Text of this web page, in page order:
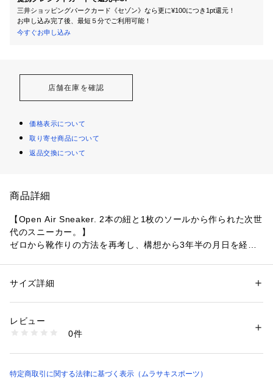
三井ショッピングパークカード《セゾン》なら更に¥100につき1pt還元！
お申し込み完了後、最短５分でご利用可能！
今すぐお申し込み
店舗在庫を確認
価格表示について
取り寄せ商品について
返品交換について
商品詳細
【Open Air Sneaker. 2本の紐と1枚のソールから作られた次世
代のスニーカー。】
ゼロから靴作りの方法を再考し、構想から3年半の月日を経て
●リサイクルプラスチック使用のバンジーコードとレース留め
トグルが瞬時に足を固定し、しっかりとフィット
●弾力性のある発泡素材使用のインソールはアーチサポートが
性別：メンズ
素材：・アッパー：リサイクルプラスチック ・アウトソール：ラバー
商品番号：
1028173 （ショップ）
サイズ詳細
レビュー
0件
特定商取引に関する法律に基づく表示（ムラサキスポーツ）